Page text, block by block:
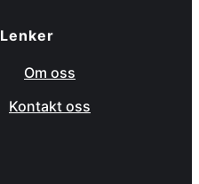
Lenker
Om oss
Kontakt oss